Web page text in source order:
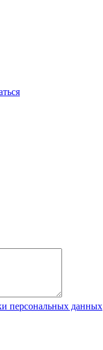
персональных данных